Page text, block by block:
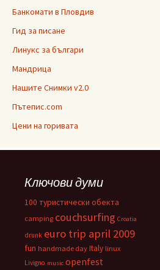
Банкомати в Пловдив
Гид за писане
Линукс за българи
Мандрица
Нашите Снимки v2.0
Пътепис.com
Цени на горивата
Ключови думи
100 туристически обекта
camping couchsurfing Croatia
drunk euro trip april 2009
fun handmade day Italy linux
Livigno music openfest